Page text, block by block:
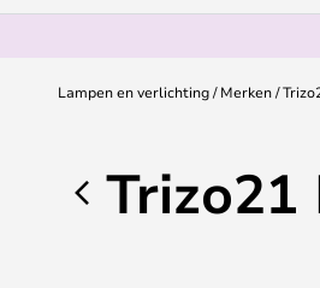
Lampen en verlichting Merken
Trizo21